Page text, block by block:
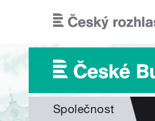
Společnost